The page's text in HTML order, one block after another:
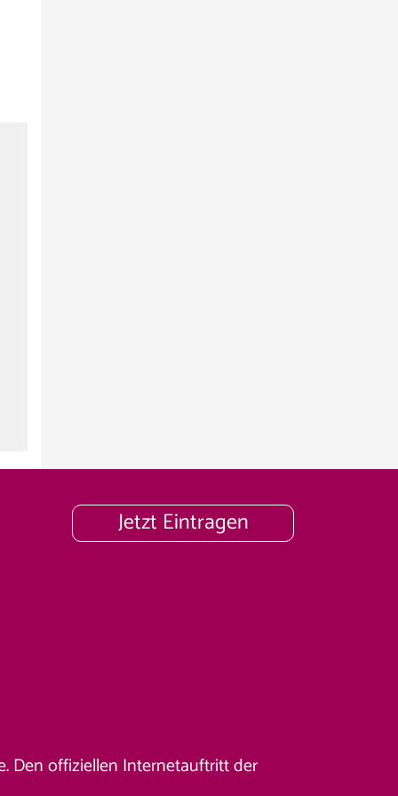
Jetzt Eintragen
Den offiziellen Internetauftritt der